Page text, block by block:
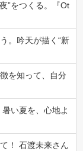
”をつくる。『Ot
。吟天が描く“新
を知って、自分
い夏を、心地よ
！ 石渡未来さん